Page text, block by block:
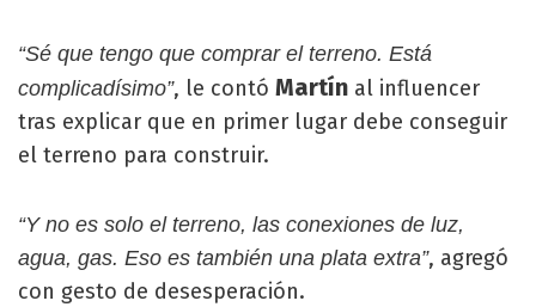
“Sé que tengo que comprar el terreno. Está
complicadísimo”, le contó Martín al influencer
tras explicar que en primer lugar debe conseguir
el terreno para construir.
“Y no es solo el terreno, las conexiones de luz,
agua, gas. Eso es también una plata extra”, agregó
con gesto de desesperación.